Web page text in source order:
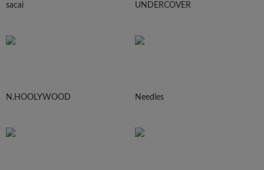
sacai UNDERCOVER
N.HOOLYWOOD Needles